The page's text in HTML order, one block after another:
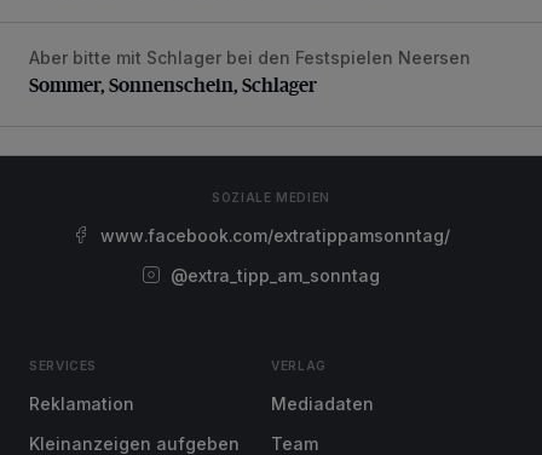
Sommer, Sonnenschein, Schlager
Aber bitte mit Schlager bei den Festspielen Neersen
Sommer, Sonnenschein, Schlager
SOZIALE MEDIEN
www.facebook.com/extratippamsonntag/
@extra_tipp_am_sonntag
SERVICES
Reklamation
Kleinanzeigen aufgeben
VERLAG
Mediadaten
Team